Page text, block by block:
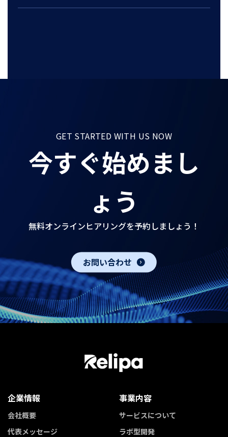
GET STARTED WITH US NOW
今すぐ始めまし
ょう
無料オンラインヒアリングを予約しましょう！
お問い合わせ
企業情報
会社概要
代表メッセージ
事業内容
サービスについて
ラボ型開発